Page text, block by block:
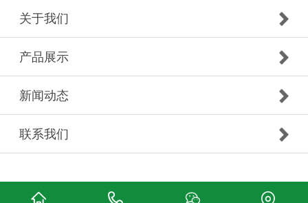
关于我们
产品展示
新闻动态
联系我们